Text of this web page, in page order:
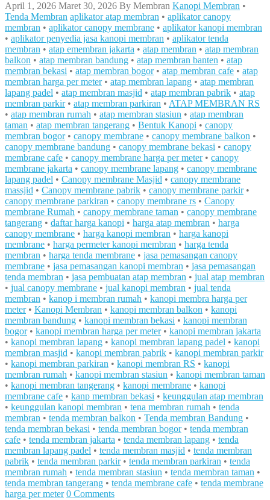
April 1, 2026 Maret 30, 2026 By Membran Kanopi Membran •
Tenda Membran aplikator atap membran • aplikator canopy
membran • aplikator canopy membrane • aplikator kanopi membran
• aplikator penyedia jasa kanopi membran • aplikator tenda
membran • atap emembran jakarta • atap membran • atap membran
balkon • atap membran bandung • atap membran banten • atap
membran bekasi • atap membran bogor• atap membran cafe • atap
membran harga per meter• atap membran lapang • atap membran
lapang padel • atap membran masjid • atap membran pabrik • atap
membran parkir• atap membran parkiran • ATAP MEMBRAN RS
• atap membran rumah • atap membran stasiun • atap membran
taman • atap membran tangerang • Bentuk Kanopi • canopy
membran bogor• canopy membrane • canopy membrane balkon •
canopy membrane bandung • canopy membrane bekasi • canopy
membrane cafe • canopy membrane harga per meter• canopy
membrane jakarta • canopy membrane lapang • canopy membrane
lapang padel • Canopy membrane Masjid • canopy membrane
massjid • Canopy membrane pabrik • canopy membrane parkir•
canopy membrane parkiran • canopy membrane rs • Canopy
membrane Rumah • canopy membrane taman • canopy membrane
tangerang • daftar harga kanopi • harga atap membran • harga
canopy membrane • harga kanopi membran • harga kanopi
membrane • harga permeter kanopi membran • harga tenda
membran • harga tenda membrane • jasa pemasangan canopy
membrane • jasa pemasangan kanopi membran • jasa pemasangan
tenda membran • jasa pembuatan atap membran • jual atap membran
• jual canopy membrane • jual kanopi membran • jual tenda
membran • kanop i membran rumah • kanopi membra harga per
meter• Kanopi Membran • kanopi membran balkon • kanopi
membran bandung • kanopi membran bekasi • kanopi membran
bogor• kanopi membran harga per meter• kanopi membran jakarta
• kanopi membran lapang • kanopi membran lapang padel • kanopi
membran masjid • kanopi membran pabrik • kanopi membran parkir
• kanopi membran parkiran • kanopi membran RS • kanopi
membran rumah • kanopi membran stasiun • kanopi membran taman
• kanopi membran tangerang • kanopi membrane • kanopi
membrane cafe • kanp membran bekasi • keunggulan atap membran
• keunggulan kanopi membran • tena membran rumah • tenda
membran • tenda membran balkon • Tenda membran Bandung •
tenda membran bekasi • tenda membran bogor• tenda membran
cafe • tenda membran jakarta • tenda membran lapang • tenda
membran lapang padel • tenda membran masjid • tenda membran
pabrik • tenda membran parkir• tenda membran parkiran • tenda
membran rumah • tenda membran stasiun • tenda membran taman •
tenda membran tangerang • tenda membrane cafe • tenda membrane
harga per meter 0 Comments